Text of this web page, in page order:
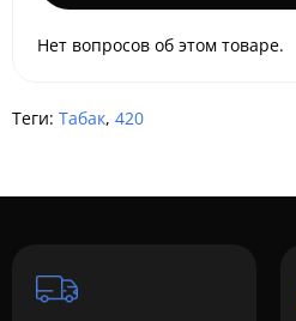
Нет вопросов об этом товаре.
Теги: Табак, 420